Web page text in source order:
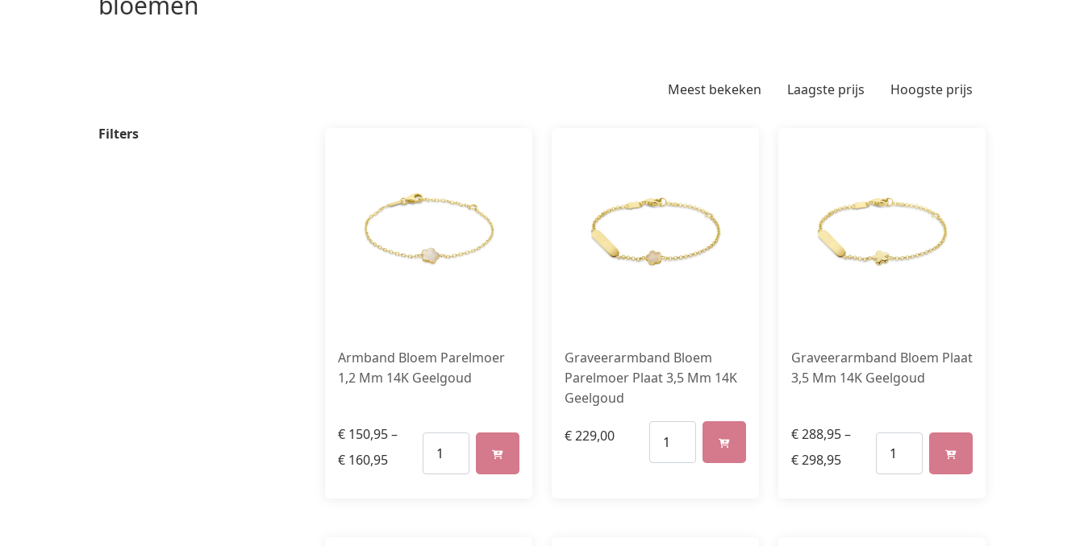
Filters
Meest bekeken Laagste prijs Hoogste prijs
Armband Bloem Parelmoer
1,2 Mm 14K Geelgoud
€ 150,95–
€ 160,95
Graveerarmband Bloem
Parelmoer Plaat 3,5 Mm 14K
Geelgoud
€229,00
Graveerarmband Bloem Plaat
3,5 Mm 14K Geelgoud
€288,95–
€298,95